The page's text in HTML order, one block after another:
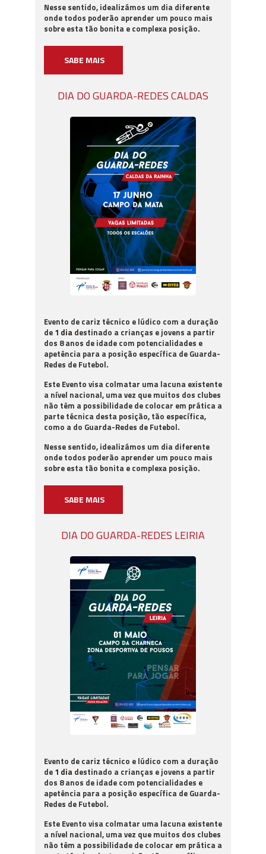
Nesse sentido, idealizámos um dia diferente
onde todos poderão aprender um pouco mais
sobre esta tão bonita e complexa posição.
SABE MAIS
DIA DO GUARDA-REDES CALDAS
Evento de cariz técnico e lúdico com a duração
de 1 dia destinado a crianças e jovens a partir
dos 8 anos de idade com potencialidades e
apetência para a posição específica de Guarda-
Redes de Futebol.
Este Evento visa colmatar uma lacuna existente
a nível nacional, uma vez que muitos dos clubes
não têm a possibilidade de colocar em prática a
parte técnica desta posição, tão específica,
como a do Guarda-Redes de Futebol.
Nesse sentido, idealizámos um dia diferente
onde todos poderão aprender um pouco mais
sobre esta tão bonita e complexa posição.
SABE MAIS
DIA DO GUARDA-REDES LEIRIA
Evento de cariz técnico e lúdico com a duração
de 1 dia destinado a crianças e jovens a partir
dos 8 anos de idade com potencialidades e
apetência para a posição específica de Guarda-
Redes de Futebol.
Este Evento visa colmatar uma lacuna existente
a nível nacional, uma vez que muitos dos clubes
não têm a possibilidade de colocar em prática a